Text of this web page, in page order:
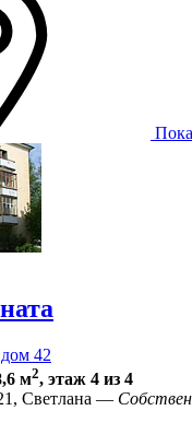
дом 42
м2, этаж 4 из 4
Светлана —